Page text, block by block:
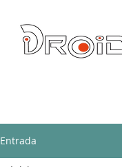
Entrada